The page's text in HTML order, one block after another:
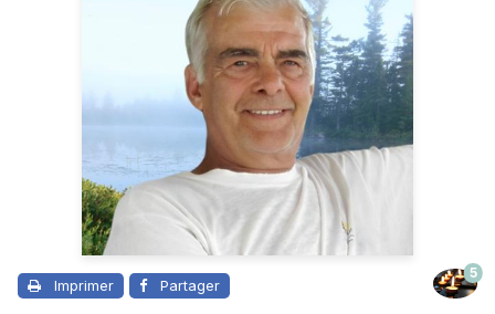
Imprimer Partager
5